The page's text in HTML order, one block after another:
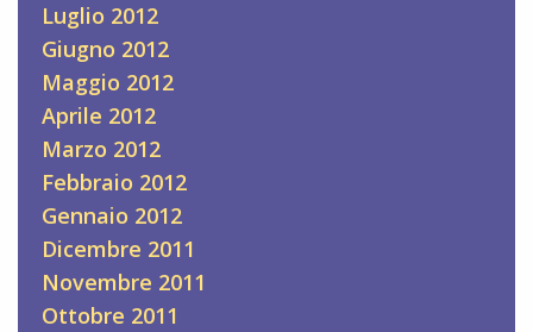
Luglio 2012
Giugno 2012
Maggio 2012
Aprile 2012
Marzo 2012
Febbraio 2012
Gennaio 2012
Dicembre 2011
Novembre 2011
Ottobre 2011